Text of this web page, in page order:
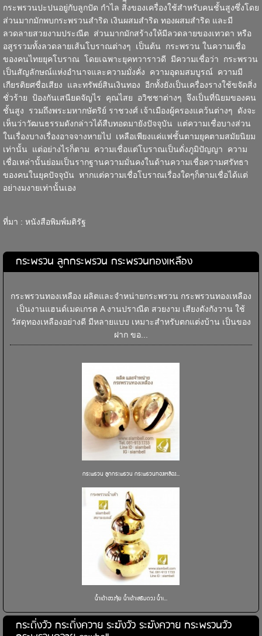
กระพรวนปะปนอยู่กับลูกปัด กำไล สิ่ีงของเครื่องใช้สำหรับคนชั้นสูงซึ่งโดย
ส่วนมากมักพบกระพรวนสำริด เงินผสมสำริด ทองผสมสำริด และมี
ลวดลายสวยงามประณีต ส่วนมากมักสร้างให้มีลวดลายของเทวดา หรือ
อสูรรวมทั้งลวดลายเส้นโบราณต่างๆ เป็นต้น กระพรวน ในความเชื่อ
ของคนไทยยุคโบราณ โดยเฉพาะยุคทวาราวดี มีความเชื่อว่า กระพรวน
เป็นสัญลักษณ์แห่งอำนาจและความมั่งคั่ง ความอุดมสมบูรณ์ ความมี
เกียรติยศชื่อเสียง และทรัพย์สินเงินทอง อีกทั้งยังเป็นเครื่องรางใช้ขจัดสิ่ง
ชั่วร้าย ป้องกันเสนียดจัญไร คุณไสย อวิชชาต่างๆ จึงเป็นที่นิยมของคน
ชั้นสูง รวมถึงพระมหากษัตริย์ ราชวงศ์ เจ้าเมืองผู้ครองแคว้นต่างๆ ดังจะ
เห็นว่าวัฒนธรรมดังกล่าวได้สืบทอดมายังปัจจุบัน แต่ความเชื่อบางส่วน
ในเรื่องบางเรื่องอาจจางหายไป เหลือเพียงแค่แฟชั้นตามยุคตามสมัยนิยม
เท่านั้น แต่อย่างไรก็ตาม ความเชื่อแต่โบราณเป็นดั่งภูมิปัญญา ความ
เชื่อเหล่านั้นย่อมเป็นรากฐานความมั่นคงในด้านความเชื่อความศรัทธา
ของคนในยุคปัจจุบัน หากแต่ความเชื่อโบราณเรื่องใดๆก็ตามเชื่อได้แต่
อย่างมงายเท่านั้นเอง
ที่มา : หนังสือพิมพ์มติรัฐ
กระพรวน ลูกกระพรวน กระพรวนทองเหลือง
กระพรวนทองเหลือง ผลิตและจำหน่ายกระพรวน กระพรวนทองเหลือง
เป็นงานแฮนด์เมดเกรด A งานปราณีต สวยงาม เสียงดังกังวาน ใช้
วัสดุทองเหลืองอย่างดี มีหลายแบบ เหมาะสำหรับตกแต่งบ้าน เป็นของ
ฝาก ขอ...
กระพรวน ลูกกระพรวน กระพรวนทองเหลือง...
น้ำเต้าฮวงจุ้ย น้ำเต้าเสริมดวง น้ำเ...
กระดิ่งวัว กระดิ่งควาย ระฆังวัว ระฆังควาย กระพรวนวัว